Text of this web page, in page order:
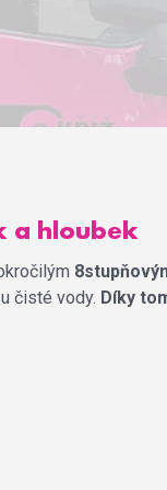
a hloubek
čisté vody. Díky